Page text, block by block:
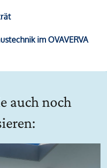
im OVAVERVA
auch noch